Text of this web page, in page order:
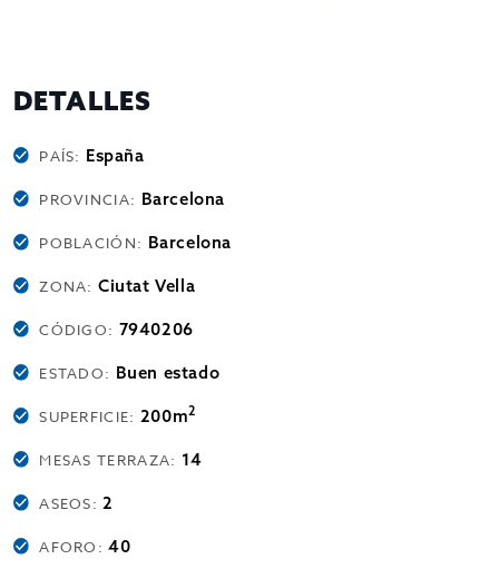
DETALLES
PAÍS: España
PROVINCIA: Barcelona
POBLACIÓN: Barcelona
ZONA:Ciutat Vella
CÓDIGO: 7940206
ESTADO: Buen estado
SUPERFICIE: 200m2
MESAS TERRAZA: 14
ASEOS:2
AFORO:40